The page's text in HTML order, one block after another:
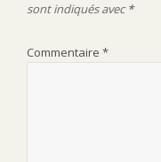
sont indiqués avec*
Commentaire *